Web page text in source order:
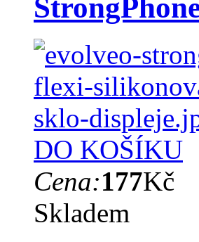
DO KOŠÍKU
Cena:177Kč
Skladem